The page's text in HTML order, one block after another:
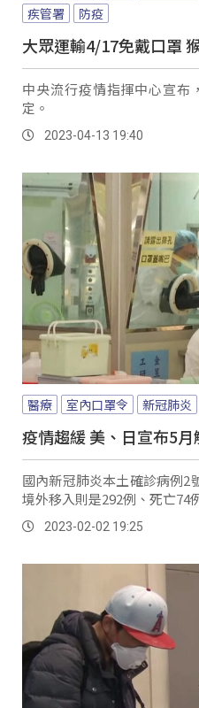
疾管署
防疫
大眾運輸4/17免戴口罩
中央流行疫情指揮中心宣布
定。
2023-04-13 19:40
醫療 室內口罩令 新冠肺炎
疫情趨緩 美、日宣布5
國內新冠肺炎本土確診病例2
境外移入則是292例、死亡74
2023-02-02 19:25